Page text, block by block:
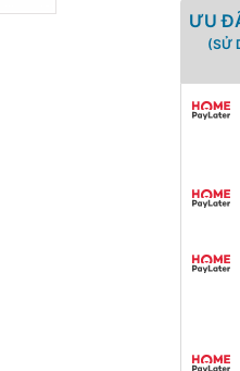
ƯU
(SỬ